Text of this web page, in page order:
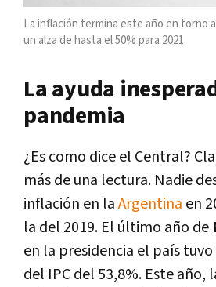
La inflación termina este año en torno
un alza de hasta el 50% para 2021.
La ayuda
pandemia
¿Es como dice el Central?
más de una lectura. Nadie
inflación en laArgentina en
la del 2019. El último año de
en la presidencia el país
del IPC del 53,8%. Este año,